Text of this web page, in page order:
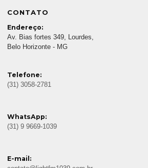
CONTATO
Endereço:
Av. Bias fortes 349, Lourdes,
Belo Horizonte - MG
Telefone:
(31) 3058-2781
WhatsApp:
(31) 9 9669-1039
E-mail: